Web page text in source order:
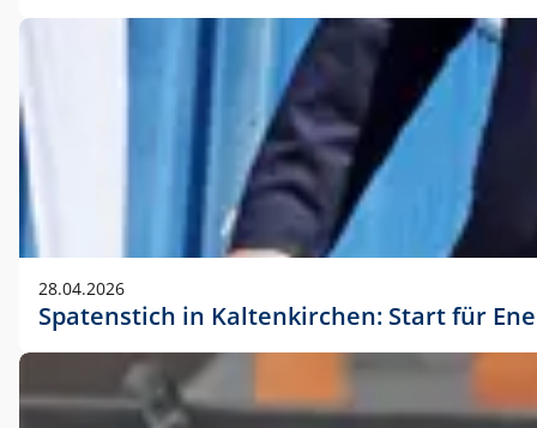
28.04.2026
Spatenstich in Kaltenkirchen: Start für